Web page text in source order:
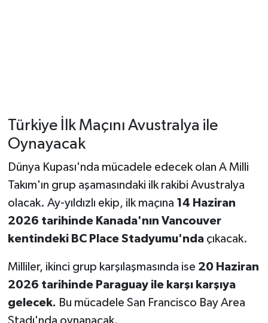
Türkiye İlk Maçını Avustralya ile
Oynayacak
Dünya Kupası'nda mücadele edecek olan A Milli
Takım'ın grup aşamasındaki ilk rakibi Avustralya
olacak. Ay-yıldızlı ekip, ilk maçına 14 Haziran
2026 tarihinde Kanada'nın Vancouver
kentindeki BC Place Stadyumu'ndaçıkacak.
Milliler, ikinci grup karşılaşmasında ise 20 Haziran
2026 tarihinde Paraguay ile karşı karşıya
gelecek. Bu mücadele San Francisco Bay Area